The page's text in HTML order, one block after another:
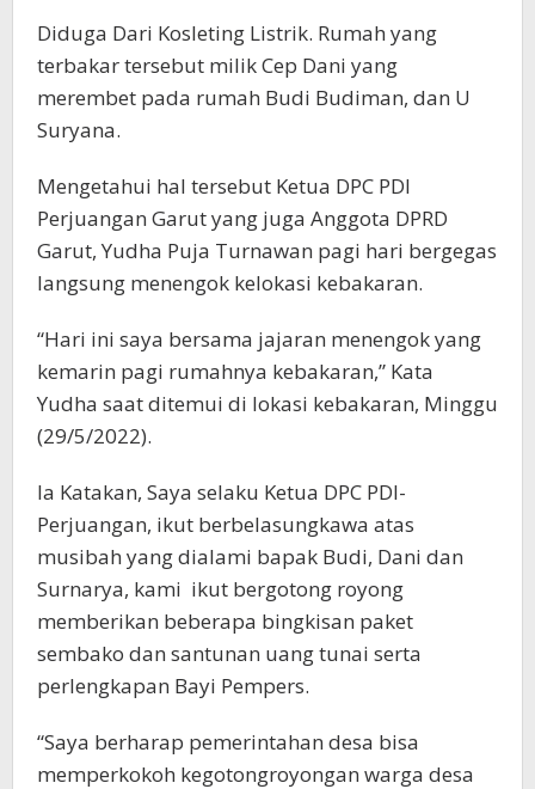
Diduga Dari Kosleting Listrik. Rumah yang
terbakar tersebut milik Cep Dani yang
merembet pada rumah Budi Budiman, dan U
Suryana.
Mengetahui hal tersebut Ketua DPC PDI
Perjuangan Garut yang juga Anggota DPRD
Garut, Yudha Puja Turnawan pagi hari bergegas
langsung menengok kelokasi kebakaran.
“Hari ini saya bersama jajaran menengok yang
kemarin pagi rumahnya kebakaran,” Kata
Yudha saat ditemui di lokasi kebakaran, Minggu
(29/5/2022).
Ia Katakan, Saya selaku Ketua DPC PDI-
Perjuangan, ikut berbelasungkawa atas
musibah yang dialami bapak Budi, Dani dan
Surnarya, kami ikut bergotong royong
memberikan beberapa bingkisan paket
sembako dan santunan uang tunai serta
perlengkapan Bayi Pempers.
“Saya berharap pemerintahan desa bisa
memperkokoh kegotongroyongan warga desa